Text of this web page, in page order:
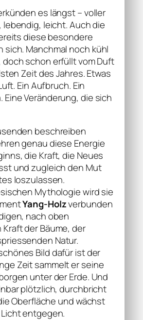
es längst – voller
leicht. Auch die
diese besondere
sich. Manchmal noch kühl
doch schon erfüllt vom Duft
Zeit des Jahres. Etwas
Ein Aufbruch. Ein
Eine Veränderung, die sich
beschreiben
genau diese Energie
die Kraft, die Neues
und zugleich den Mut
loszulassen.
Mythologie wird sie
Yang-Holzverbunden
nach oben
der Bäume, der
Natur.
Bild dafür ist der
Zeit sammelt er seine
unter der Erde. Und
plötzlich, durchbricht
Oberfläche und wächst
entgegen.